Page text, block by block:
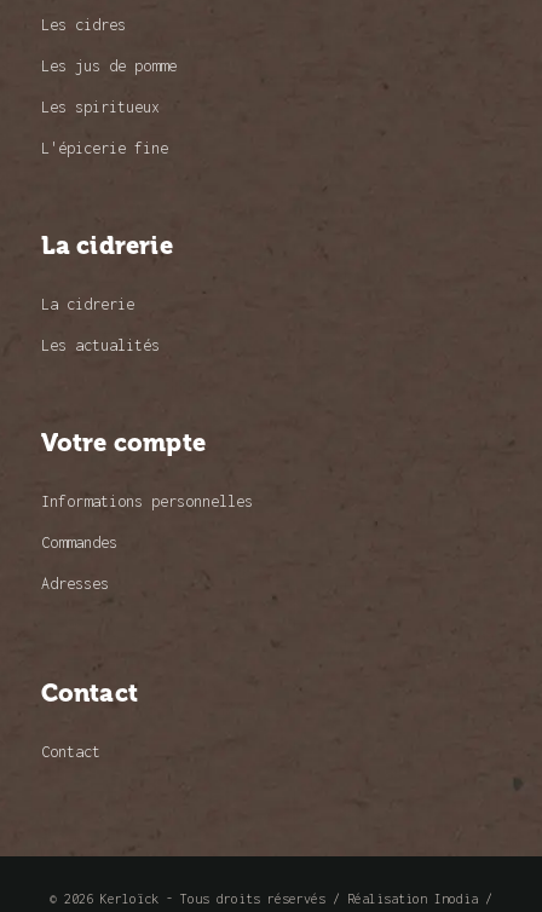
Les cidres
Les jus de pomme
Les spiritueux
L'épicerie fine
La cidrerie
La cidrerie
Les actualités
Votre compte
Informations personnelles
Commandes
Adresses
Contact
Contact
© 2026 Kerloïck - Tous droits réservés / Réalisation Inodia/